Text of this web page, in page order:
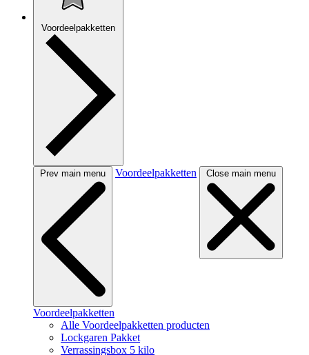
Voordeelpakketten
Prev main menu Voordeelpakketten Close main menu
Voordeelpakketten
Alle Voordeelpakketten producten
Lockgaren Pakket
Verrassingsbox 5 kilo